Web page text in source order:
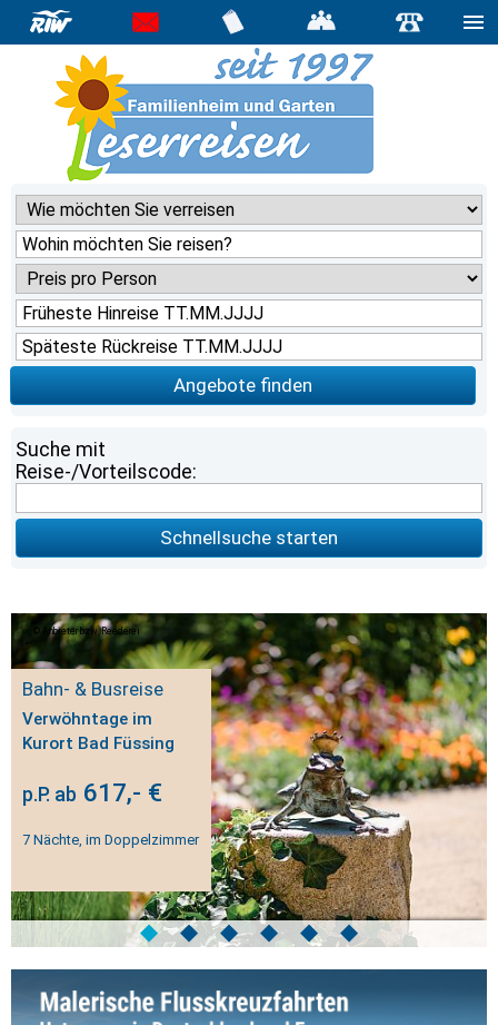
Angebote finden
Suche mit
Reise-/Vorteilscode:
Schnellsuche starten
Anbieter bzw. Reederei
Bahn- & Busreise
Verwöhntage im
Kurort Bad Füssing
p.P. ab 617,- €
7 Nächte, im Doppelzimmer
◆ ◆ ◆ ◆ ◆ ◆